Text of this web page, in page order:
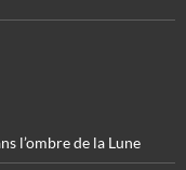
l’ombre de la Lune